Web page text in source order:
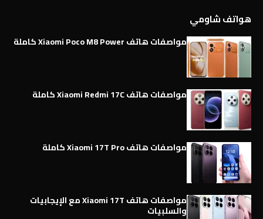
هواتف شاومي
مواصفات هاتف Xiaomi Poco M8 Power كاملة
مواصفات هاتف Xiaomi Redmi 17C كاملة
مواصفات هاتف Xiaomi 17T Pro كاملة
مواصفات هاتف Xiaomi 17T مع الإيجابيات
والسلبيات